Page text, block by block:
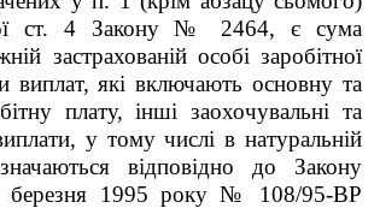
ст. 4 Закону № 2464, є сума
застрахованій особі заробітної
виплат, які включають основну та
плату, інші заохочувальні та
у тому числі в натуральній
відповідно до Закону
березня 1995 року № 108/95-ВР